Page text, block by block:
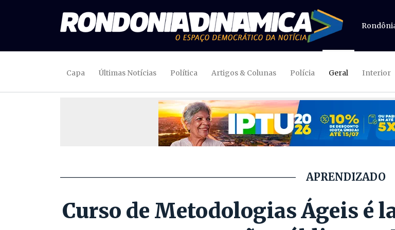
Capa Últimas Notícias Política Artigos & Colunas Polícia Geral Interior
APRENDIZADO
Curso de Metodologias Ágeis é